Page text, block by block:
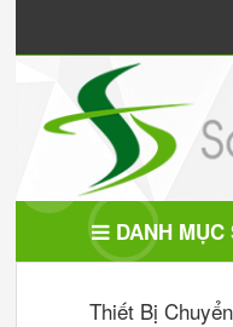
DANH
Thiết BịSẢN